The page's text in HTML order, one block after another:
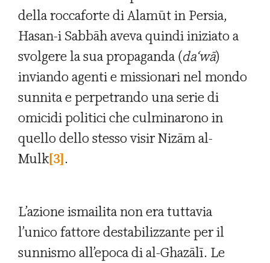
della roccaforte di Alamūt in Persia,
Hasan-i Sabbāh aveva quindi iniziato a
svolgere la sua propaganda (da‘wā)
inviando agenti e missionari nel mondo
sunnita e perpetrando una serie di
omicidi politici che culminarono in
quello dello stesso visir Nizām al-
Mulk[3].
L’azione ismailita non era tuttavia
l’unico fattore destabilizzante per il
sunnismo all’epoca di al-Ghazālī. Le